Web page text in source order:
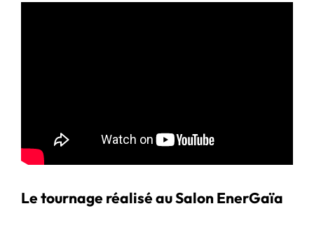
Le tournage réalisé au Salon EnerGaïa